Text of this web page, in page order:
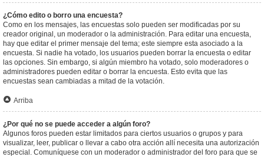
¿Cómo edito o borro una encuesta?
Como en los mensajes, las encuestas solo pueden ser modificadas por su
creador original, un moderador o la administración. Para editar una encuesta,
hay que editar el primer mensaje del tema; este siempre esta asociado a la
encuesta. Si nadie ha votado, los usuarios pueden borrar la encuesta o editar
las opciones. Sin embargo, si algún miembro ha votado, solo moderadores o
administradores pueden editar o borrar la encuesta. Esto evita que las
encuestas sean cambiadas a mitad de la votación.
Arriba
¿Por qué no se puede acceder a algún foro?
Algunos foros pueden estar limitados para ciertos usuarios o grupos y para
visualizar, leer, publicar o llevar a cabo otra acción allí necesita una autorización
especial. Comuníquese con un moderador o administrador del foro para que se